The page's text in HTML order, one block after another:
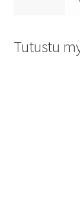
Tutustu